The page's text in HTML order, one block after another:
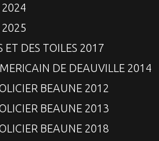
2024
2025
ET DES TOILES 2017
DE DEAUVILLE 2014
BEAUNE 2012
BEAUNE 2013
BEAUNE 2018